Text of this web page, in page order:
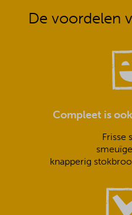
De voordelen
Compleet is
Frisse
knapperig